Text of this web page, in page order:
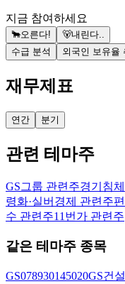
지금 참여하세요
🐂오른다! 🐻내린다..
수급 분석
외국인 보유율
재무제표
연간 분기
관련 테마주
GS그룹 관련주경기침
령화·실버경제 관련주
수 관련주11번가 관련주
같은 테마주 종목
GS078930145020GS건설